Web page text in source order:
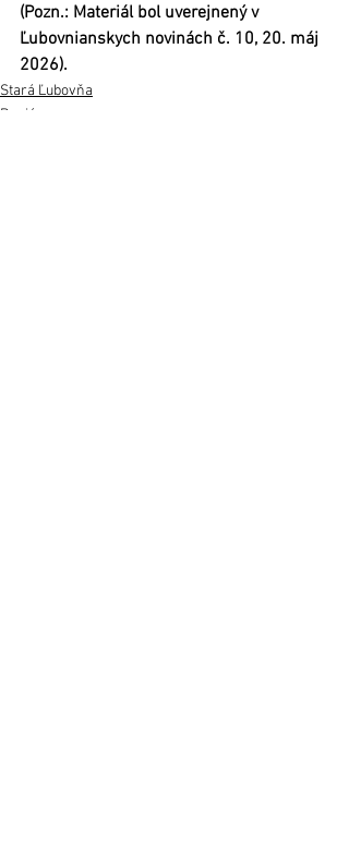
(Pozn.: Materiál bol uverejnený v
Ľubovnianskych novinách č. 10, 20. máj
2026).
Stará Ľubovňa
Regióny